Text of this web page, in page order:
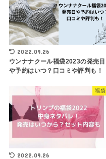
2022.09.26
ウンナナクール福袋2023の発売日
や予約はいつ？口コミや評判も！
福袋
2022.09.26